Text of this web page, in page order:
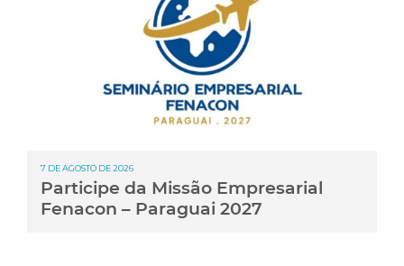
7 DE AGOSTO DE 2026
Participe da Missão Empresarial
Fenacon – Paraguai 2027